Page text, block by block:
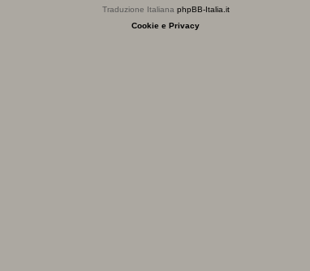
Traduzione Italiana phpBB-Italia.it
Cookie e Privacy